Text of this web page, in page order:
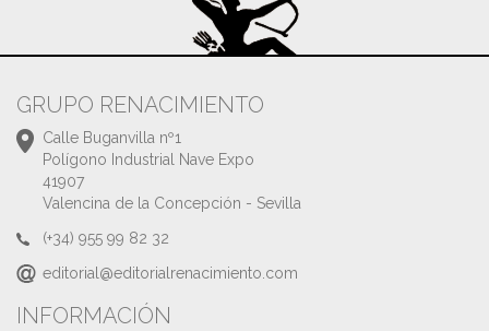
GRUPO RENACIMIENTO
Calle Buganvilla nº1
Polígono Industrial Nave Expo
41907
Valencina de la Concepción - Sevilla
(+34) 955 99 82 32
editorial@editorialrenacimiento.com
INFORMACIÓN